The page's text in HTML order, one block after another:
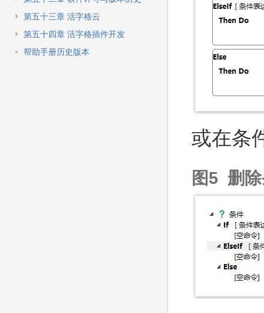
第五十三章 活字格云
第五十四章 活字格插件开发
帮助手册历史版本
或在条
图5 删